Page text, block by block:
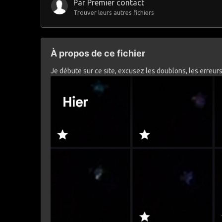
Par Premier contact
Trouver leurs autres fichiers
À propos de ce fichier
Je débute sur ce site, excusez les doublons, les